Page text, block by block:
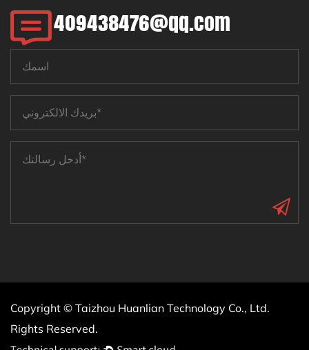
409438476@qq.com
Copyright © Taizhou Huanlian Technology Co., Ltd.
Rights Reserved.